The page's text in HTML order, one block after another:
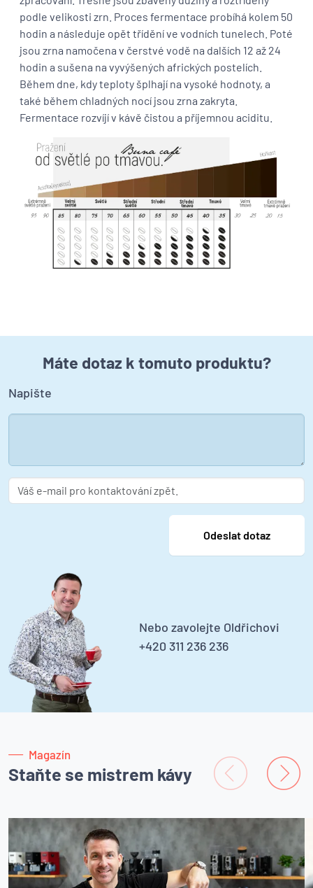
podle velikosti zrn. Proces fermentace probíhá kolem 50
hodin a následuje opět třídění ve vodních tunelech. Poté
jsou zrna namočena v čerstvé vodě na dalších 12 až 24
hodin a sušena na vyvýšených afrických postelích.
Během dne, kdy teploty šplhají na vysoké hodnoty, a
také během chladných nocí jsou zrna zakryta.
Fermentace rozvíjí v kávě čistou a příjemnou aciditu.
Máte dotaz k tomuto produktu?
Nebo zavolejte Oldřichovi
+420 311 236 236
Napište
Magazín
Staňte se mistrem kávy